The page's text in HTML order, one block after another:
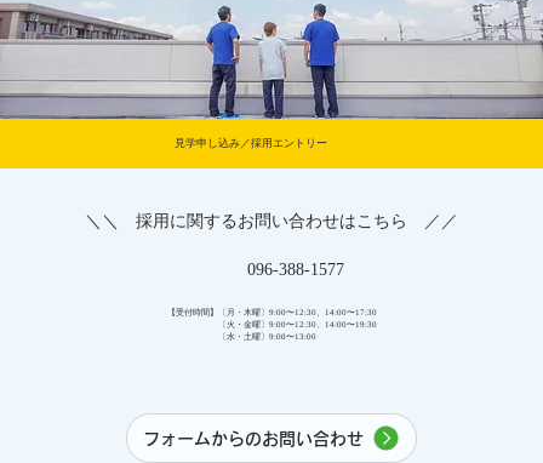
見学申し込み／採用エントリー
〔月・木曜〕9:00〜12:30、14:00〜17:30
〔火・金曜〕9:00〜12:30、14:00〜19:30
〔水・土曜〕9:00〜13:00
【受付時間】
096-388-1577
＼＼ 採用に関するお問い合わせはこちら ／／
フォームからのお問い合わせ